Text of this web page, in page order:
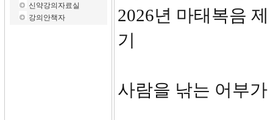
신약강의자료실
강의안책자
2026년
기
사람을 낚는 어부